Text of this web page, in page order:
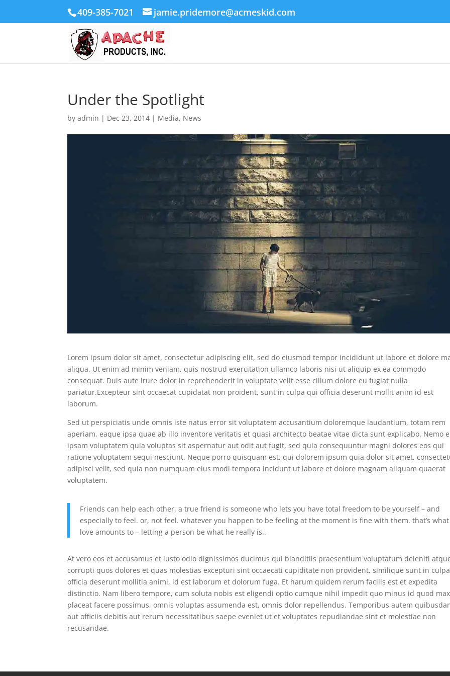
409-385-7021 jamie.pridemore@acmeskid.com
Under the Spotlight
byadmin | Dec 23, 2014 | Media, News
Lorem ipsum dolor sit amet, consectetur adipiscing elit, sed do eiusmod tempor incididunt ut labore et dolore
aliqua. Ut enim ad minim veniam, quis nostrud exercitation ullamco laboris nisi ut aliquip ex ea commodo
consequat. Duis aute irure dolor in reprehenderit in voluptate velit esse cillum dolore eu fugiat nulla
pariatur.Excepteur sint occaecat cupidatat non proident, sunt in culpa qui officia deserunt mollit anim id est
laborum.
Sed ut perspiciatis unde omnis iste natus error sit voluptatem accusantium doloremque laudantium, totam rem
aperiam, eaque ipsa quae ab illo inventore veritatis et quasi architecto beatae vitae dicta sunt explicabo. Nemo
ipsam voluptatem quia voluptas sit aspernatur aut odit aut fugit, sed quia consequuntur magni dolores eos qui
ratione voluptatem sequi nesciunt. Neque porro quisquam est, qui dolorem ipsum quia dolor sit amet,
adipisci velit, sed quia non numquam eius modi tempora incidunt ut labore et dolore magnam aliquam quaerat
voluptatem.
Friends can help each other. a true friend is someone who lets you have total freedom to be yourself – and
especially to feel. or, not feel. whatever you happen to be feeling at the moment is fine with them. that’s
love amounts to – letting a person be what he really is..
At vero eos et accusamus et iusto odio dignissimos ducimus qui blanditiis praesentium voluptatum deleniti
corrupti quos dolores et quas molestias excepturi sint occaecati cupiditate non provident, similique sunt in
officia deserunt mollitia animi, id est laborum et dolorum fuga. Et harum quidem rerum facilis est et expedita
distinctio. Nam libero tempore, cum soluta nobis est eligendi optio cumque nihil impedit quo minus id quod
placeat facere possimus, omnis voluptas assumenda est, omnis dolor repellendus. Temporibus autem
aut officiis debitis aut rerum necessitatibus saepe eveniet ut et voluptates repudiandae sint et molestiae non
recusandae.